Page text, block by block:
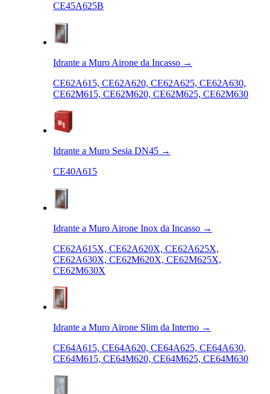
CE45A625B
Idrante a Muro Airone da Incasso →
CE62A615, CE62A620, CE62A625, CE62A630,
CE62M615, CE62M620, CE62M625, CE62M630
Idrante a Muro Sesia DN45 →
CE40A615
Idrante a Muro Airone Inox da Incasso →
CE62A615X, CE62A620X, CE62A625X,
CE62A630X, CE62M620X, CE62M625X,
CE62M630X
Idrante a Muro Airone Slim da Interno →
CE64A615, CE64A620, CE64A625, CE64A630,
CE64M615, CE64M620, CE64M625, CE64M630